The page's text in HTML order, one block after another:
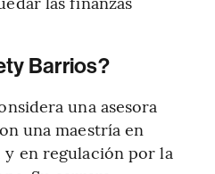
Barrios?
una asesora
una maestría en
en regulación por la